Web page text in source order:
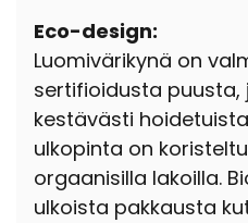
Eco-design:
Luomivärikynä on
sertifioidusta puusta,
kestävästi
ulkopinta on
orgaanisilla lakoilla.
ulkoista pakkausta